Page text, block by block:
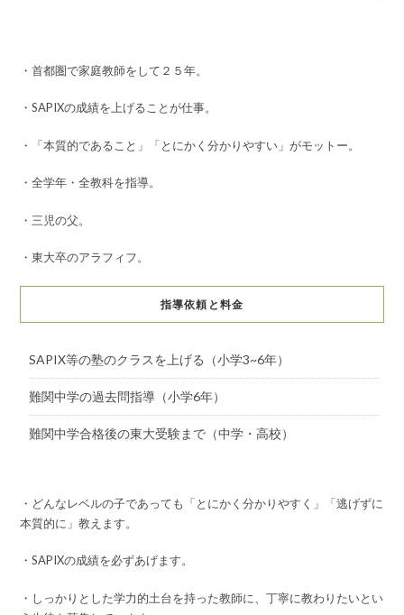
・首都圏で家庭教師をして２５年。
・SAPIXの成績を上げることが仕事。
・「本質的であること」「とにかく分かりやすい」がモットー。
・全学年・全教科を指導。
・三児の父。
・東大卒のアラフィフ。
指導依頼と料金
SAPIX等の塾のクラスを上げる（小学3~6年）
難関中学の過去問指導（小学6年）
難関中学合格後の東大受験まで（中学・高校）
・どんなレベルの子であっても「とにかく分かりやすく」「逃げずに
本質的に」教えます。
・SAPIXの成績を必ずあげます。
・しっかりとした学力的土台を持った教師に、丁寧に教わりたいとい